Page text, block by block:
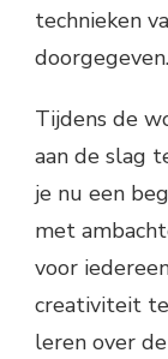
technieken
doorgegeven.
Tijdens de
aan de slag
je nu een
met
voor
creativiteit
leren over